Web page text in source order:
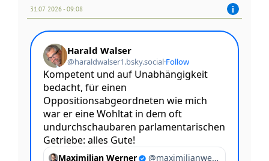
31.07 2026 - 09:08